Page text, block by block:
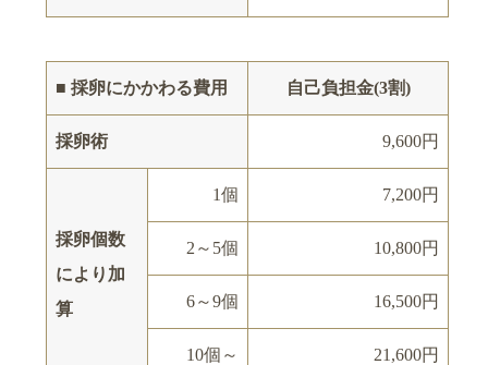
■ 採卵にかかわる費用 自己負担金(3割)
採卵術 9,600円
採卵個数
により加
算
1個 7,200円
2～5個 10,800円
6～9個 16,500円
10個～ 21,600円